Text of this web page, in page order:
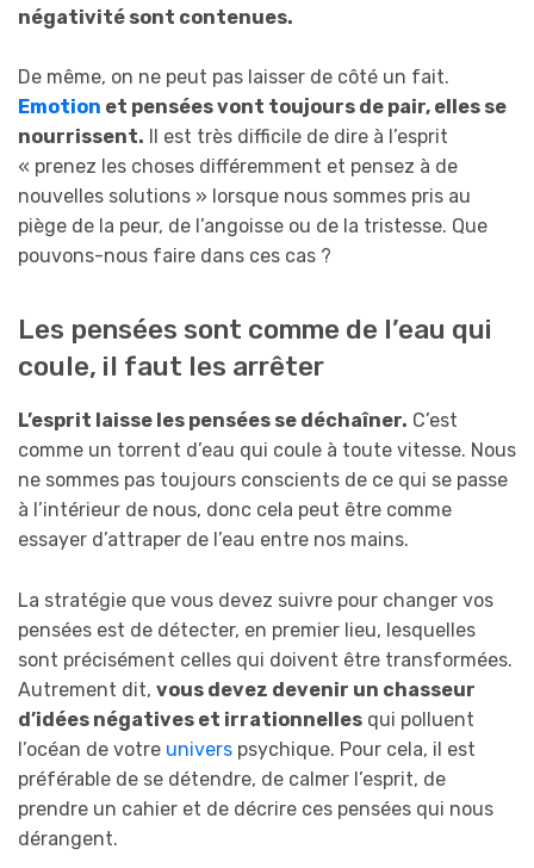
négativité sont contenues.
De même, on ne peut pas laisser de côté un fait.
Emotion et pensées vont toujours de pair, elles se
nourrissent. Il est très difficile de dire à l’esprit
« prenez les choses différemment et pensez à de
nouvelles solutions » lorsque nous sommes pris au
piège de la peur, de l’angoisse ou de la tristesse. Que
pouvons-nous faire dans ces cas ?
Les pensées sont comme de l’eau qui
coule, il faut les arrêter
L’esprit laisse les pensées se déchaîner. C’est
comme un torrent d’eau qui coule à toute vitesse. Nous
ne sommes pas toujours conscients de ce qui se passe
à l’intérieur de nous, donc cela peut être comme
essayer d’attraper de l’eau entre nos mains.
La stratégie que vous devez suivre pour changer vos
pensées est de détecter, en premier lieu, lesquelles
sont précisément celles qui doivent être transformées.
Autrement dit, vous devez devenir un chasseur
d’idées négatives et irrationnelles qui polluent
l’océan de votre univers psychique. Pour cela, il est
préférable de se détendre, de calmer l’esprit, de
prendre un cahier et de décrire ces pensées qui nous
dérangent.